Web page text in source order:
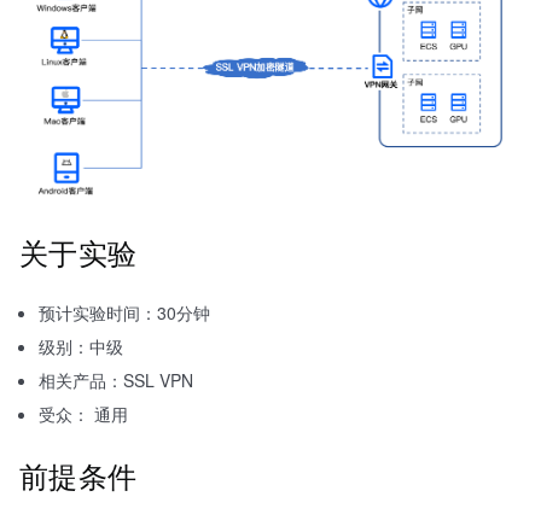
关于实验
预计实验时间：30分钟
级别：中级
相关产品：SSL VPN
受众： 通用
前提条件